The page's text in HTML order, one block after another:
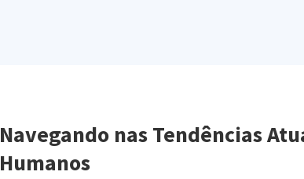
Navegando nas Tendências
Humanos